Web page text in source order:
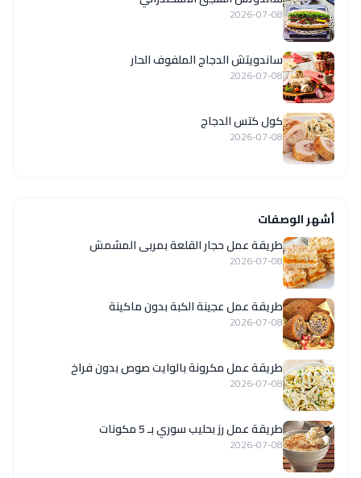
2026-07-08
ساندويتش الدجاج الملفوف الحار
2026-07-08
كول كتس الدجاج
2026-07-08
أشهر الوصفات
طريقة عمل حجار القلعة بمربى المشمش
2026-07-08
طريقة عمل عجينة الكبة بدون ماكينة
2026-07-08
طريقة عمل مكرونة بالوايت صوص بدون فراخ
2026-07-08
طريقة عمل رز بحليب سوري بـ 5 مكونات
2026-07-08